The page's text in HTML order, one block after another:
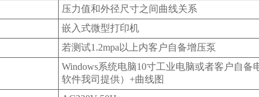
压力值和外径尺寸之间曲线关系
嵌入式微型打印机
若测试1.2mpa以上内客户自备增压泵
Windows系统电脑10寸工业电脑或者客户自备
软件我司提供）+曲线图